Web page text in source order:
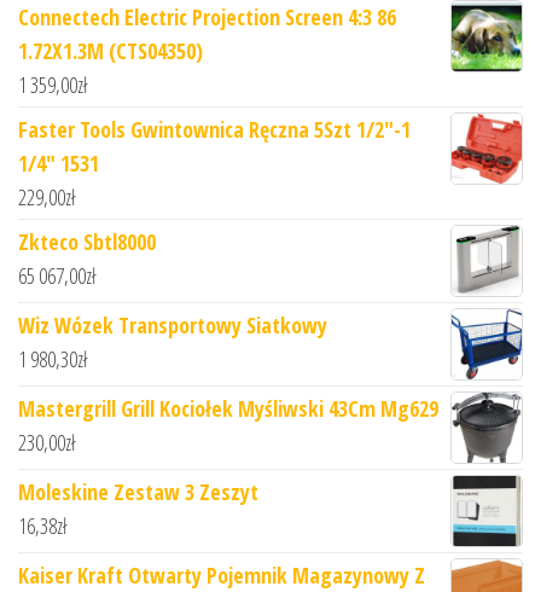
Connectech Electric Projection Screen 4:3 86
1.72X1.3M (CTS04350)
1 359,00zł
Faster Tools Gwintownica Ręczna 5Szt 1/2"-1
1/4" 1531
229,00zł
Zkteco Sbtl8000
65 067,00zł
Wiz Wózek Transportowy Siatkowy
1 980,30zł
Mastergrill Grill Kociołek Myśliwski 43Cm Mg629
230,00zł
Moleskine Zestaw 3 Zeszyt
16,38zł
Kaiser Kraft Otwarty Pojemnik Magazynowy Z